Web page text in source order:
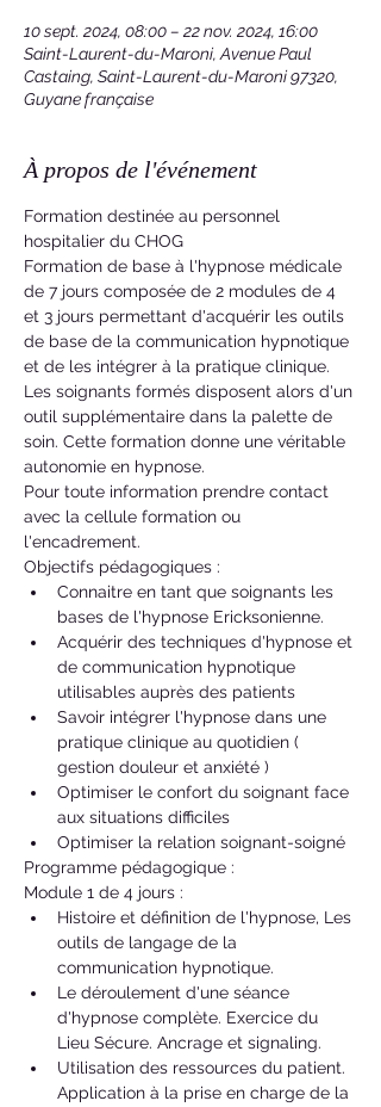
10 sept. 2024, 08:00 – 22 nov. 2024, 16:00
Saint-Laurent-du-Maroni, Avenue Paul
Castaing, Saint-Laurent-du-Maroni 97320,
Guyane française
À propos de l'événement
Formation destinée au personnel
hospitalier du CHOG
Formation de base à l'hypnose médicale
de 7 jours composée de 2 modules de 4
et 3 jours permettant d'acquérir les outils
de base de la communication hypnotique
et de les intégrer à la pratique clinique.
Les soignants formés disposent alors d'un
outil supplémentaire dans la palette de
soin. Cette formation donne une véritable
autonomie en hypnose.
Pour toute information prendre contact
avec la cellule formation ou
l'encadrement.
Objectifs pédagogiques :
Connaitre en tant que soignants les
bases de l'hypnose Ericksonienne.
Acquérir des techniques d'hypnose et
de communication hypnotique
utilisables auprès des patients
Savoir intégrer l'hypnose dans une
pratique clinique au quotidien (
gestion douleur et anxiété )
Optimiser le confort du soignant face
aux situations difficiles
Optimiser la relation soignant-soigné
Programme pédagogique :
Module 1 de 4 jours :
Histoire et définition de l'hypnose, Les
outils de langage de la
communication hypnotique.
Le déroulement d'une séance
d'hypnose complète. Exercice du
Lieu Sécure. Ancrage et signaling.
Utilisation des ressources du patient.
Application à la prise en charge de la